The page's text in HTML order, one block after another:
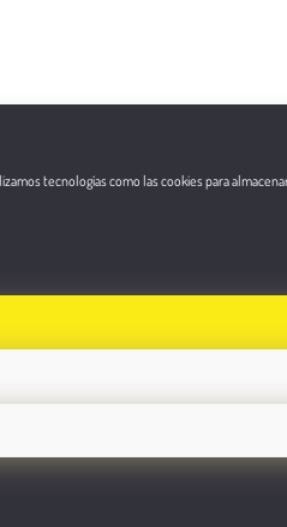
tecnologías como las cookies para